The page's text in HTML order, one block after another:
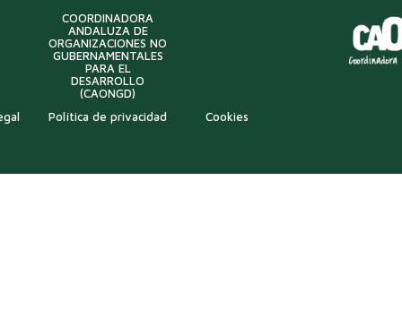
COORDINADORA
ANDALUZA DE
ORGANIZACIONES NO
GUBERNAMENTALES
PARA EL
DESARROLLO
(CAONGD)
Política de privacidad Cookies